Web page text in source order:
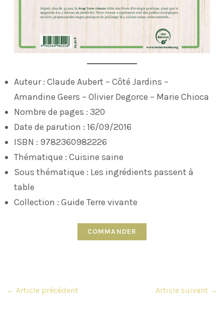
Auteur : Claude Aubert – Côté Jardins –
Amandine Geers – Olivier Degorce – Marie Chioca
Nombre de pages : 320
Date de parution : 16/09/2016
ISBN : 9782360982226
Thématique : Cuisine saine
Sous thématique : Les ingrédients passent à
table
Collection : Guide Terre vivante
COMMANDER
Navigation
← Article précédent Article suivant →